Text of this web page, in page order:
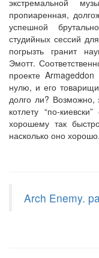
экстремальной
пропиаренная,
успешной
студийных сессий
погрызть гранит
Эмотт.
проекте
нулю, и его
долго ли? Возможно,
котлету “по-
хорошему так
насколько оно
Arch Enemy.